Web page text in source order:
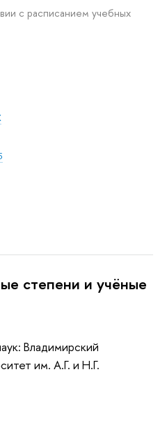
с расписанием учебных
степени и учёные
Владимирский
им. А.Г. и Н.Г.